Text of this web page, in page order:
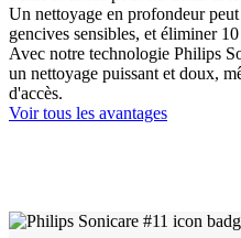
Un nettoyage en profondeur
gencives sensibles, et éliminer
Avec notre technologie Philips
un nettoyage puissant et doux,
d'accès.
Voir tous les avantages